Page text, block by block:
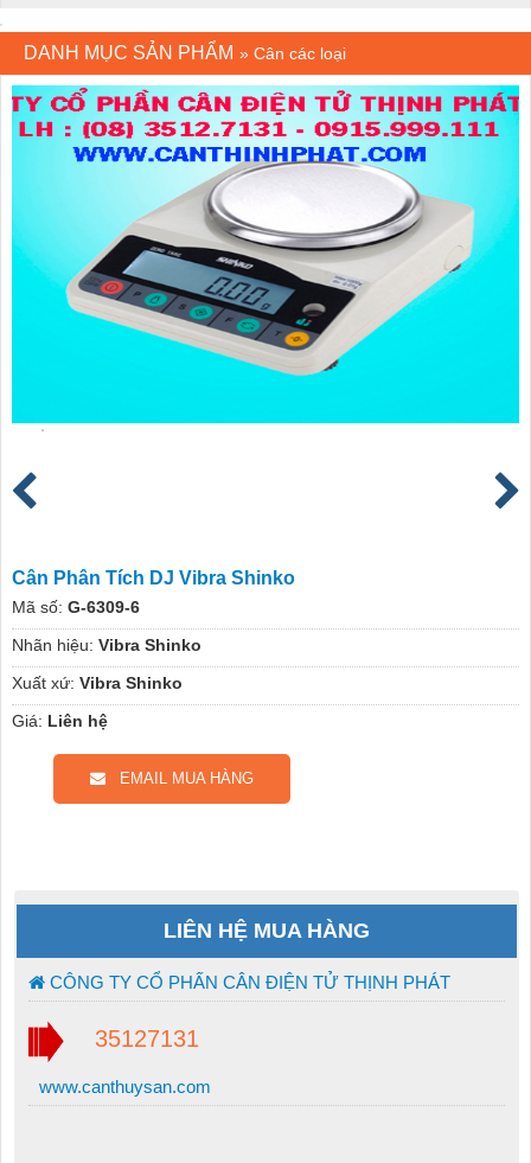
DANH MỤC SẢN PHẨM » Cân các loại
Cân Phân Tích DJ Vibra Shinko
Mã số: G-6309-6
Nhãn hiệu: Vibra Shinko
Xuất xứ: Vibra Shinko
Giá: Liên hệ
EMAIL MUA HÀNG
LIÊN HỆ MUA HÀNG
CÔNG TY CỔ PHẤN CÂN ĐIỆN TỬ THỊNH PHÁT
35127131
www.canthuysan.com